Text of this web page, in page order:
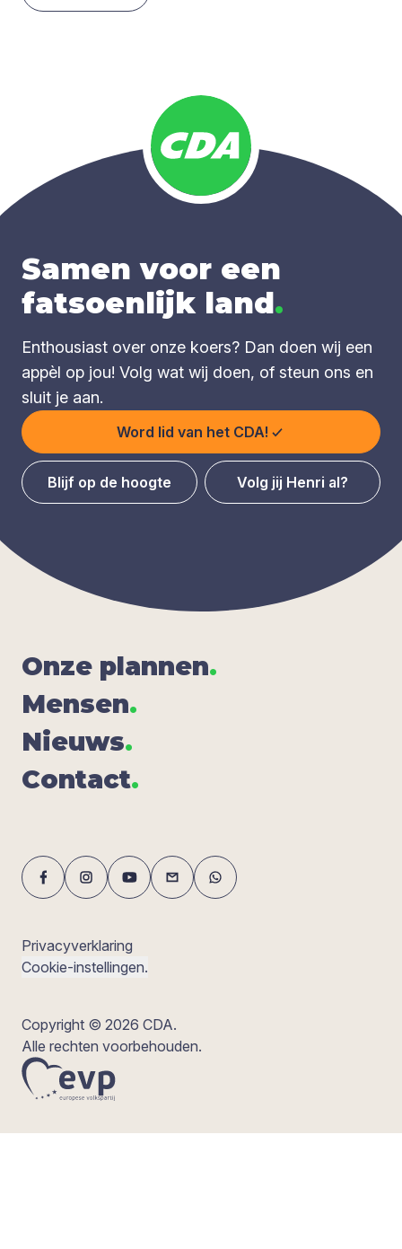
Samen voor een
fatsoenlijk land.
Enthousiast over onze koers? Dan doen wij een
appèl op jou! Volg wat wij doen, of steun ons en
sluit je aan.
Word lid van het CDA!
Blijf op de hoogte Volg jij Henri al?
Onze plan­nen.
Men­sen.
Nieuws.
Con­tact.
Privacyverklaring
Cookie-instellingen.
Copyright © 2026 CDA.
Alle rechten voorbehouden.